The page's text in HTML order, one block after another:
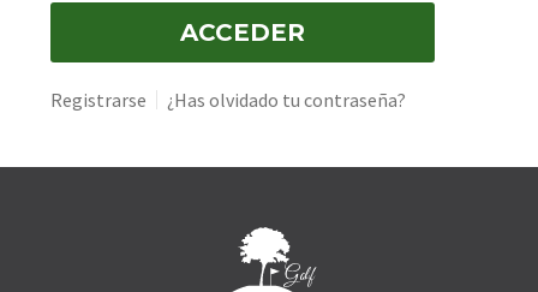
Registrarse ¿Has olvidado tu contraseña?